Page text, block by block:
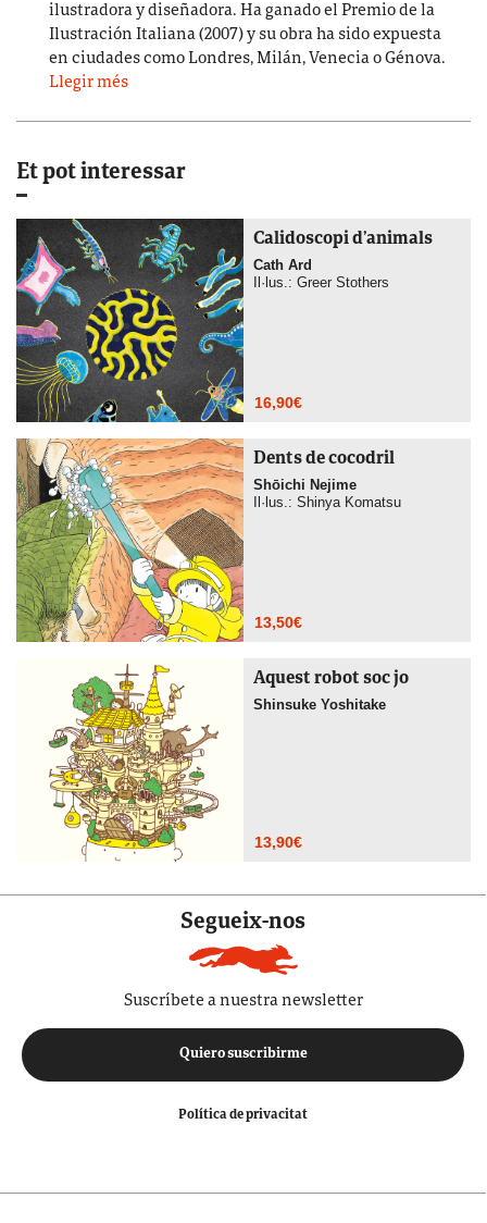
ilustradora y diseñadora. Ha ganado el Premio de la
Ilustración Italiana (2007) y su obra ha sido expuesta
en ciudades como Londres, Milán, Venecia o Génova.
Llegir més
Et pot interessar
Calidoscopi d’animals
Cath Ard
Il·lus.: Greer Stothers
16,90€
Dents de cocodril
Shōichi Nejime
Il·lus.: Shinya Komatsu
13,50€
Aquest robot soc jo
Shinsuke Yoshitake
13,90€
Segueix-nos
Suscríbete a nuestra newsletter
Quiero suscribirme
Política de privacitat